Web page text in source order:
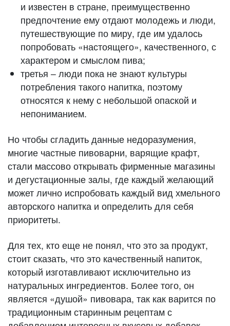
и известен в стране, преимущественно
предпочтение ему отдают молодежь и люди,
путешествующие по миру, где им удалось
попробовать «настоящего», качественного, с
характером и смыслом пива;
третья – люди пока не знают культуры
потребления такого напитка, поэтому
относятся к нему с небольшой опаской и
непониманием.
Но чтобы сгладить данные недоразумения,
многие частные пивоварни, варящие крафт,
стали массово открывать фирменные магазины
и дегустационные залы, где каждый желающий
может лично испробовать каждый вид хмельного
авторского напитка и определить для себя
приоритеты.
Для тех, кто еще не понял, что это за продукт,
стоит сказать, что это качественный напиток,
который изготавливают исключительно из
натуральных ингредиентов. Более того, он
является «душой» пивовара, так как варится по
традиционным старинным рецептам с